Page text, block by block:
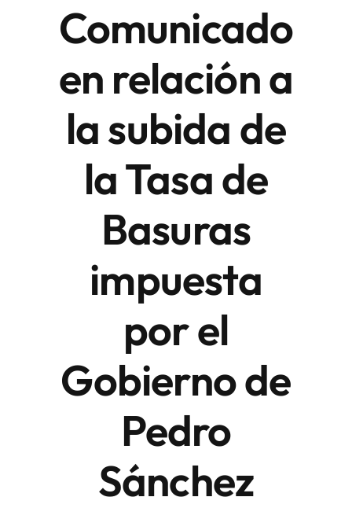
Sede Electrónica
Buscar:
Comunicado
en relación a
la subida de
la Tasa de
Basuras
impuesta
por el
Gobierno de
Pedro
Sánchez